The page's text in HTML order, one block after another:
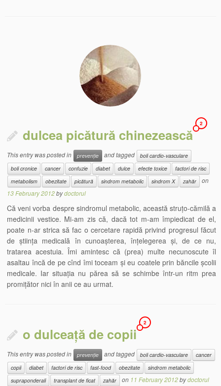
dulcea picătură chinezească
2
This entry was posted in prevenție and tagged
boli cardio-vasculare
boli cronice
cancer confuzie diabet dulce efecte toxice
factori de risc
metabolism
obezitate picătură sindrom metabolic sindrom X zahăr
on
13 February 2012bydoctorul
Că veni vorba despre sindromul metabolic, această struțo-cămilă a
medicinii vestice. Mi-am zis că, dacă tot m-am împiedicat de el,
poate n-ar strica să fac o cercetare rapidă privind progresul făcut
de știința medicală în cunoașterea, înțelegerea și, de ce nu,
tratarea acestuia. Îmi amintesc că (prea) multe necunoscute îl
asaltau încă de pe cînd îmi toceam și eu coatele prin băncile școlii
medicale. Iar situația nu părea să se schimbe într-un ritm prea
promițător nici în anii ce au urmat.
o dulceață de copii
2
This entry was posted in prevenție and tagged boli cardio-vasculare
cancer
copii
diabet factori de risc fast-food obezitate
sindrom metabolic
supraponderali
transplant de ficat zahăr on 11 February 2012bydoctorul